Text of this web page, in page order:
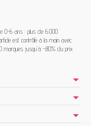
0-6 ans : plus de 6.000
est contrôlé à la main avec
marques jusqu'à -80% du prix